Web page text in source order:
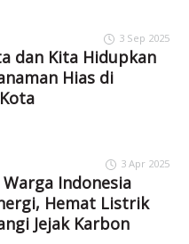
3 Sep 2025
dan Kita Hidupkan
Hias di
3 Apr 2025
Warga Indonesia
Hemat Listrik
Jejak Karbon